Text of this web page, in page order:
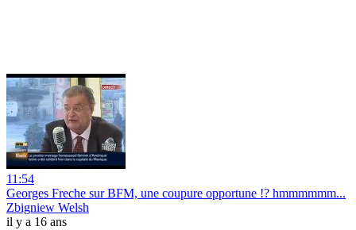
11:54
Georges Freche sur BFM, une coupure opportune !? hmmmmmm...
Zbigniew Welsh
il y a 16 ans